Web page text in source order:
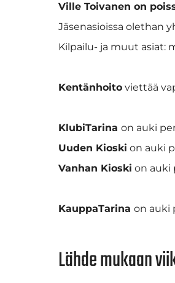
Ville Toivanen on
Jäsenasioissa olethan
Kilpailu- ja muut asiat:
Kentänhoito viettää
KlubiTarina on auki
Uuden Kioski on auki
Vanhan Kioski on auki
KauppaTarina on auki
Lähde mukaan